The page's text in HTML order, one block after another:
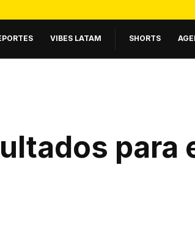
VIBES LATAM SHORTS
para